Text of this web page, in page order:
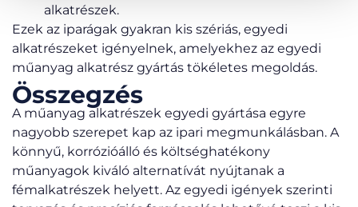
alkatrészek.
Ezek az iparágak gyakran kis szériás, egyedi
alkatrészeket igényelnek, amelyekhez az egyedi
műanyag alkatrész gyártás tökéletes megoldás.
Összegzés
A műanyag alkatrészek egyedi gyártása egyre
nagyobb szerepet kap az ipari megmunkálásban. A
könnyű, korrózióálló és költséghatékony
műanyagok kiváló alternatívát nyújtanak a
fémalkatrészek helyett. Az egyedi igények szerinti